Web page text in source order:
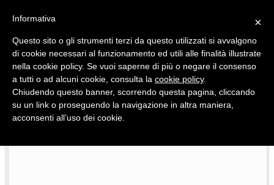
Quotidiano d'informazione distribuito in Molise con
×
Informativa
Questo sito o gli strumenti terzi da questo utilizzati si avvalgono
di cookie necessari al funzionamento ed utili alle finalità illustrate
nella cookie policy. Se vuoi saperne di più o negare il consenso
a tutti o ad alcuni cookie, consulta la cookie policy.
Chiudendo questo banner, scorrendo questa pagina, cliccando
su un link o proseguendo la navigazione in altra maniera,
acconsenti all’uso dei cookie.